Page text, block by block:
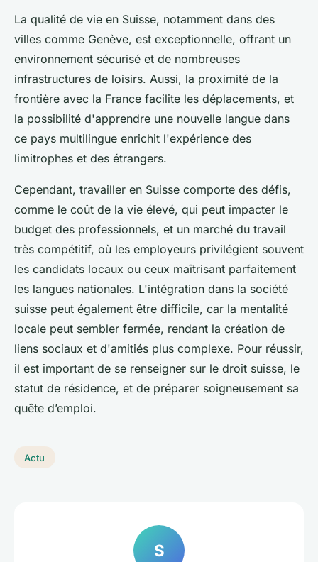
La qualité de vie en Suisse, notamment dans des
villes comme Genève, est exceptionnelle, offrant un
environnement sécurisé et de nombreuses
infrastructures de loisirs. Aussi, la proximité de la
frontière avec la France facilite les déplacements, et
la possibilité d'apprendre une nouvelle langue dans
ce pays multilingue enrichit l'expérience des
limitrophes et des étrangers.
Cependant, travailler en Suisse comporte des défis,
comme le coût de la vie élevé, qui peut impacter le
budget des professionnels, et un marché du travail
très compétitif, où les employeurs privilégient souvent
les candidats locaux ou ceux maîtrisant parfaitement
les langues nationales. L'intégration dans la société
suisse peut également être difficile, car la mentalité
locale peut sembler fermée, rendant la création de
liens sociaux et d'amitiés plus complexe. Pour réussir,
il est important de se renseigner sur le droit suisse, le
statut de résidence, et de préparer soigneusement sa
quête d’emploi.
Actu
S